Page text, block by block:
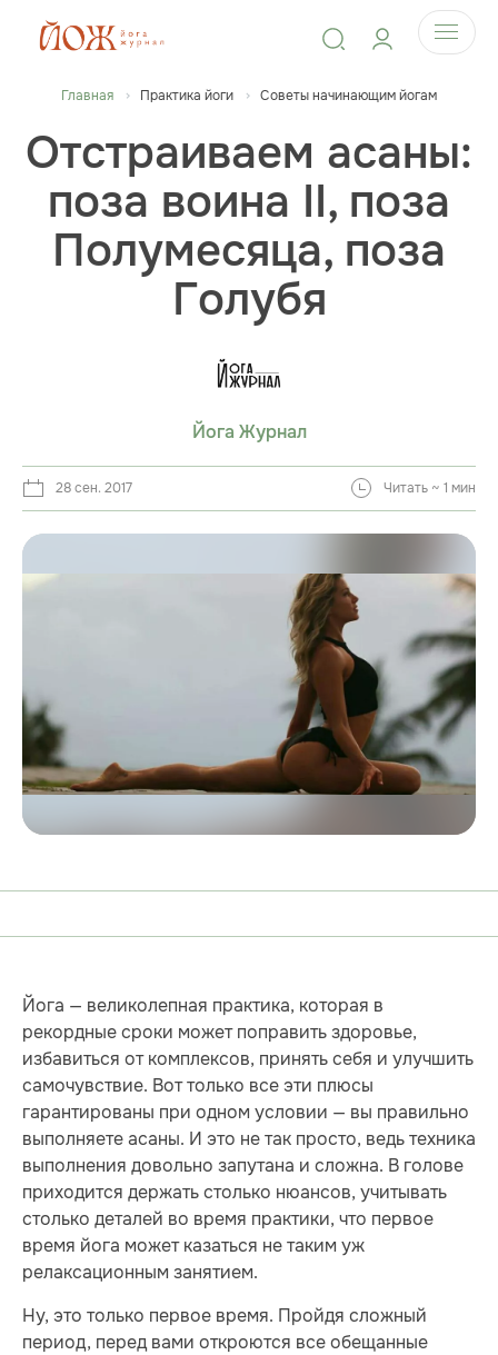
Главная Практика йоги Советы начинающим йогам
Отстраиваем асаны:
поза воина II, поза
Полумесяца, поза
Голубя
Йога Журнал
28 сен. 2017 Читать ~ 1 мин
Йога — великолепная практика, которая в
рекордные сроки может поправить здоровье,
избавиться от комплексов, принять себя и улучшить
самочувствие. Вот только все эти плюсы
гарантированы при одном условии — вы правильно
выполняете асаны. И это не так просто, ведь техника
выполнения довольно запутана и сложна. В голове
приходится держать столько нюансов, учитывать
столько деталей во время практики, что первое
время йога может казаться не таким уж
релаксационным занятием.
Ну, это только первое время. Пройдя сложный
период, перед вами откроются все обещанные